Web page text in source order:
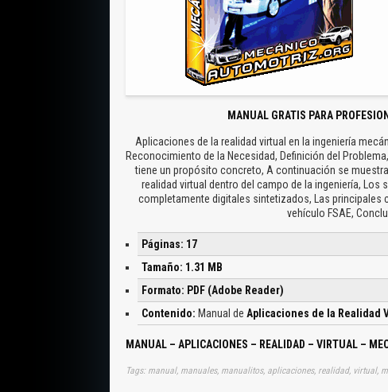
MANUAL GRATIS PARA
Aplicaciones de la realidad virtual en la ingeniería
Reconocimiento de la Necesidad, Definición del
tiene un propósito concreto, A continuación se
realidad virtual dentro del campo de la ingeniería,
completamente digitales sintetizados, Las principales
vehículo FSAE,
Páginas: 17
Tamaño: 1.31 MB
Formato: PDF (Adobe Reader)
Contenido: Manual de Aplicaciones de la Realidad
MANUAL – APLICACIONES – REALIDAD – VIRTUAL –
Tags: manual, manuales, manualitos, aplicaciones, realidad, virtual,